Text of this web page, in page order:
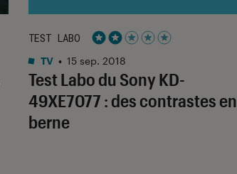
Test Labo du Sony KD-
49XE7077 : des contrastes en
berne
TEST LABO
Noté 2 étoiles sur 5
TV • 15 sep. 2018